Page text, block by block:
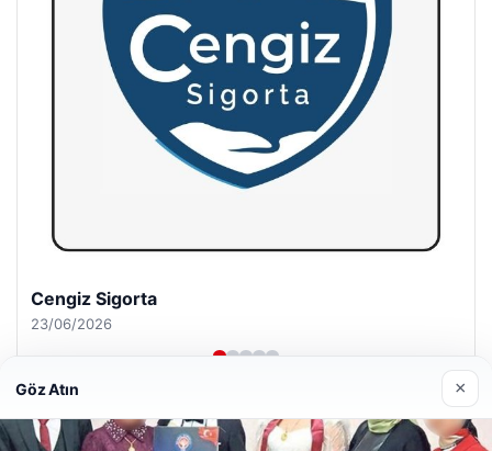
Hastaş Beton
26/05/2026
Göz Atın ×